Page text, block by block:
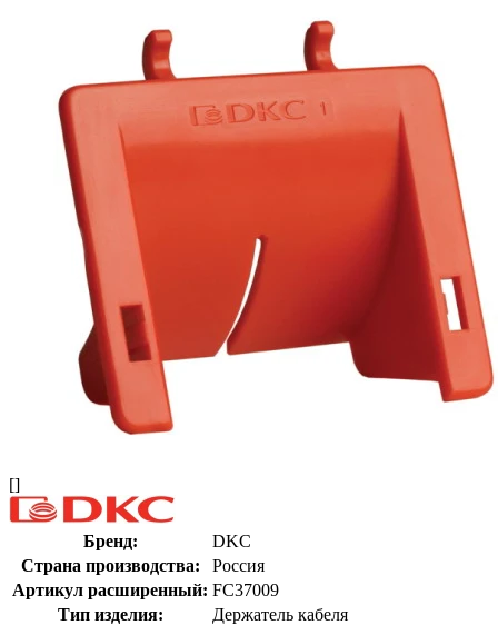
[]
Бренд:
DKC
Страна производства:
Россия
Артикул расширенный: FC37009
Тип изделия:
Держатель кабеля